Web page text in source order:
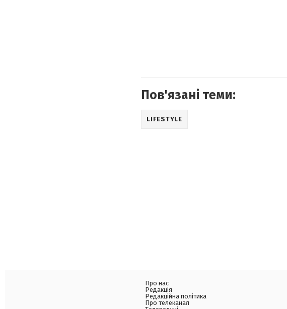
Пов'язані теми:
LIFESTYLE
Про нас
Редакція
Редакційна політика
Про телеканал